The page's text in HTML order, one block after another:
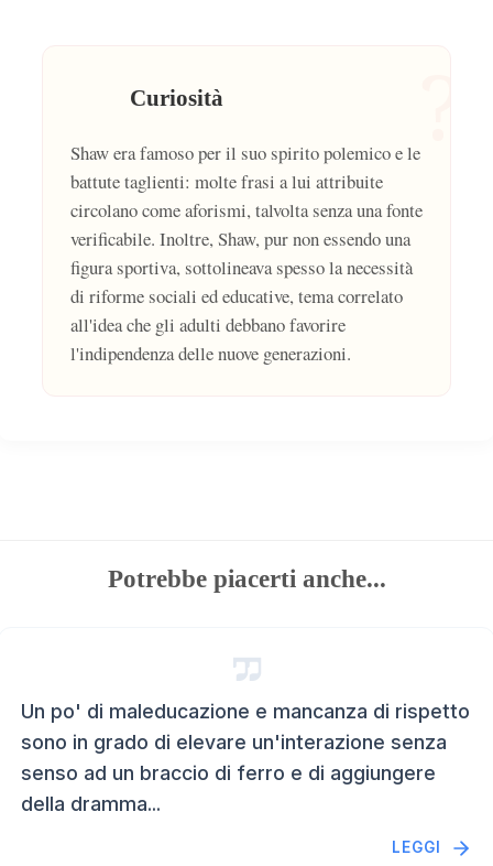
Curiosità
Shaw era famoso per il suo spirito polemico e le
battute taglienti: molte frasi a lui attribuite
circolano come aforismi, talvolta senza una fonte
verificabile. Inoltre, Shaw, pur non essendo una
figura sportiva, sottolineava spesso la necessità
di riforme sociali ed educative, tema correlato
all'idea che gli adulti debbano favorire
l'indipendenza delle nuove generazioni.
Potrebbe piacerti anche...
Un po' di maleducazione e mancanza di rispetto
sono in grado di elevare un'interazione senza
senso ad un braccio di ferro e di aggiungere
della dramma...
LEGGI